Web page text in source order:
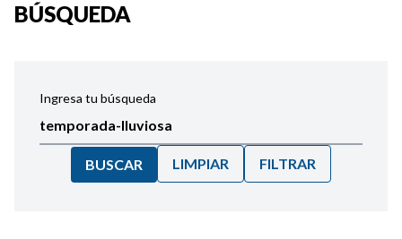
BÚSQUEDA
Ingresa tu búsqueda
BUSCAR LIMPIAR FILTRAR